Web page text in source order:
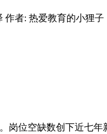
作者: 热爱教育的小狸子
岗位空缺数创下近七